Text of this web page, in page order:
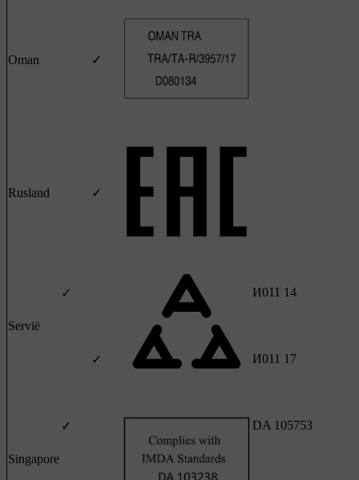
Oman ✓
Rusland ✓
Servië
✓ И011 14
✓ И011 17
Singapore
✓ DA 105753